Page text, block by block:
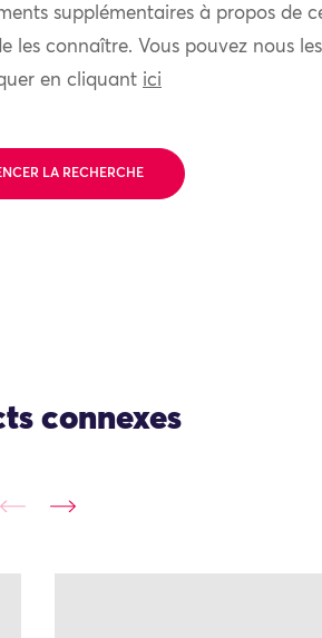
supplémentaires à propos de
les connaître. Vous pouvez nous les
en cliquant ici
LA RECHERCHE
connexes